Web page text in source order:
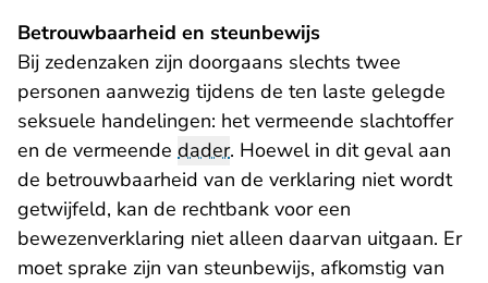
Betrouwbaarheid en steunbewijs
Bij zedenzaken zijn doorgaans slechts twee
personen aanwezig tijdens de ten laste gelegde
seksuele handelingen: het vermeende slachtoffer
en de vermeende dader. Hoewel in dit geval aan
de betrouwbaarheid van de verklaring niet wordt
getwijfeld, kan de rechtbank voor een
bewezenverklaring niet alleen daarvan uitgaan. Er
moet sprake zijn van steunbewijs, afkomstig van